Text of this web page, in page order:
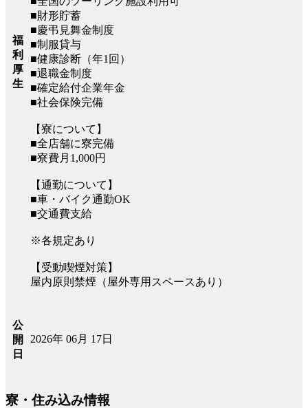
福
利
厚
生
■財形貯蓄
■慶弔見舞金制度
■制服貸与
■健康診断（年1回）
■退職金制度
■確定給付企業年金
■社会保険完備
【寮について】
■全店舗に寮完備
■寮費月1,000円
【通勤について】
■車・バイク通勤OK
■交通費支給
※各規定あり
【受動喫煙対策】
屋内原則禁煙（屋外専用スペースあり）
公
開
日
2026年 06月 17日
寮・住み込み情報